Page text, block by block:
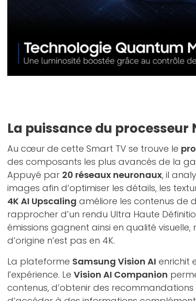
La puissance du processeur
Au cœur de cette Smart TV se trouve le
des composants les plus avancés de la
Appuyé par 20 réseaux neuronaux, il
images afin d’optimiser les détails, les
4K AI Upscaling améliore les contenus de
rapprocher d’un rendu Ultra Haute
émissions gagnent ainsi en qualité
d’origine n’est pas en 4K.
La plateforme Samsung Vision AI enrichit
l’expérience. Le Vision AI Companion
contenus, d’obtenir des